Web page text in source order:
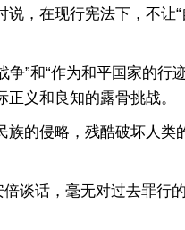
在现行宪法下，不让“
和“作为和平国家的行
义和良知的露骨挑战。
侵略，残酷破坏人类
话，毫无对过去罪行